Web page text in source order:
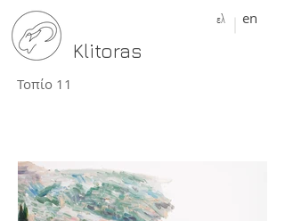
Klitoras
ελ en
Τοπίο 11